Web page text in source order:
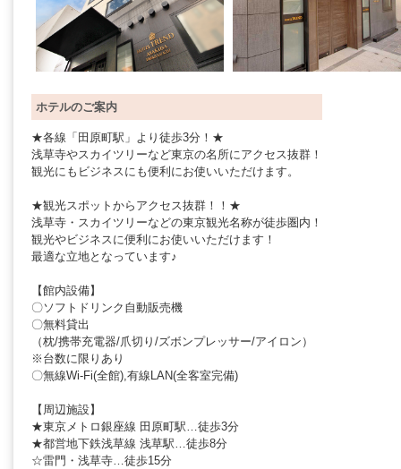
ホテルのご案内
★各線「田原町駅」より徒歩3分！★
浅草寺やスカイツリーなど東京の名所にアクセス抜群！
観光にもビジネスにも便利にお使いいただけます。
★観光スポットからアクセス抜群！！★
浅草寺・スカイツリーなどの東京観光名称が徒歩圏内！
観光やビジネスに便利にお使いいただけます！
最適な立地となっています♪
【館内設備】
〇ソフトドリンク自動販売機
〇無料貸出
（枕/携帯充電器/爪切り/ズボンプレッサー/アイロン）
※台数に限りあり
〇無線Wi-Fi(全館),有線LAN(全客室完備)
【周辺施設】
★東京メトロ銀座線 田原町駅…徒歩3分
★都営地下鉄浅草線 浅草駅…徒歩8分
☆雷門・浅草寺…徒歩15分